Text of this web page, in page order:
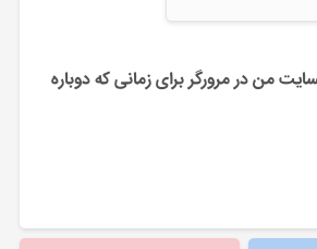
من در مرورگر برای زمانی که دوباره